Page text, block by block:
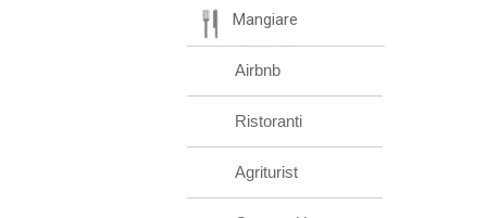
Mangiare
Airbnb
Ristoranti
Agriturist